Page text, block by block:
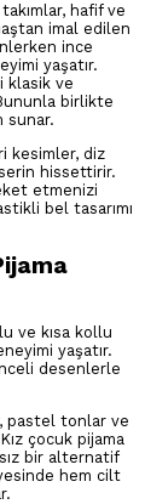
hafif ve
imal edilen
ince
yaşatır.
klasik ve
birlikte
sunar.
kesimler, diz
hissettirir.
etmenizi
bel tasarımı
ve kısa kollu
yaşatır.
desenlerle
pastel tonlar ve
çocuk pijama
bir alternatif
hem cilt